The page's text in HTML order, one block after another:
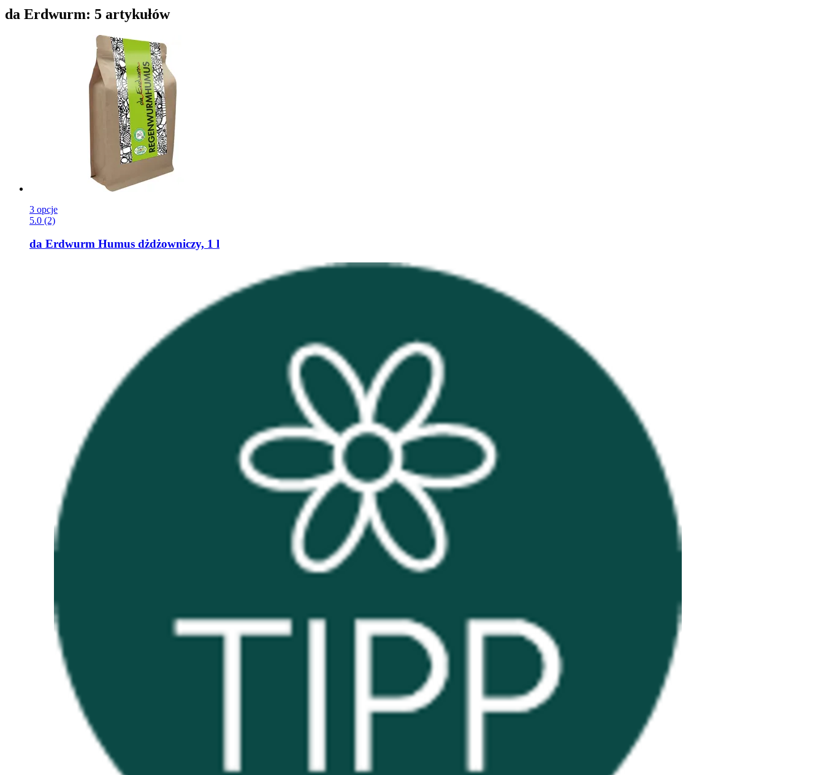
da Erdwurm: 5 artykułów
3 opcje
5.0 (2)
da Erdwurm Humus dżdżowniczy, 1 l